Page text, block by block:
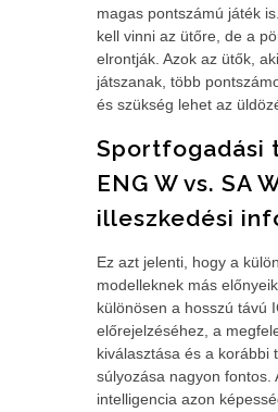
magas pontszámú játék
kell vinni az ütőre, de a
elrontják. Azok az ütők,
játszanak, több
és szükség lehet az
Sportfogadási
ENG W vs. SA
illeszkedési
Ez azt jelenti, hogy a
modelleknek más
különösen a hosszú távú
előrejelzéséhez, a
kiválasztása és a korábbi
súlyozása nagyon fontos.
intelligencia azon